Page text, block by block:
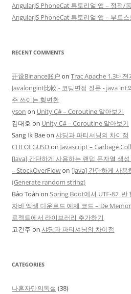
AngularJS PhoneCat 튜토리얼 앱 – 정적/
AngularJS PhoneCat 튜토리얼 앱 – 부트스
RECENT COMMENTS
开设Binance账户 on Trac Apache 1.3버젼
Javalongint比較 - 코딩면접 질문 - java int
주 쓰이는 형변환
yson on Unity C# – Coroutine 알아보기
김대호 on Unity C# – Coroutine 알아보기
Sang Ik Baeon 샤딩과 파티셔닝의 차이점
CHEOLGUSOon Javascript – Garbage
[Java] 간단하게 사용하는 랜덤 문자열 생
– StockOverFlowon [Java] 간단하게 사
(Generate random string)
Bảo Toàn on Spring Boot에서 UTF-8기반
자바 엑셀 다운로드 예제 코드 – De
로젝트에서 라이브러리 추가하기
고건주 on 샤딩과 파티셔닝의 차이점
CATEGORIES
나혼자만의독설 (38)